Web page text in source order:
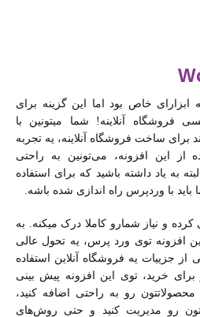
ابزارای خاص بود اما این گزینه برای
آنلاینه! شما میتونین با
برای ساخت فروشگاه آنلاینه، یه تجربه
از این افزونه، می‌تونین به راحتی
به یاد داشته باشید که برای استفاده
باید با وردپرس راه اندازی شده باشه.
و نیاز شمارو کاملا درک میکنه. به
افزونه توی ورد پرس، یه تحول عالی
جزییات یه فروشگاه آنلاین استفاده
برای خرید، توی این افزونه پیش بینی
رو به راحتی اضافه کنید،
رو مدیریت کنید و حتی روش‌های